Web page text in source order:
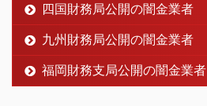
四国財務局公開の闇金業者
九州財務局公開の闇金業者
福岡財務支局公開の闇金業者